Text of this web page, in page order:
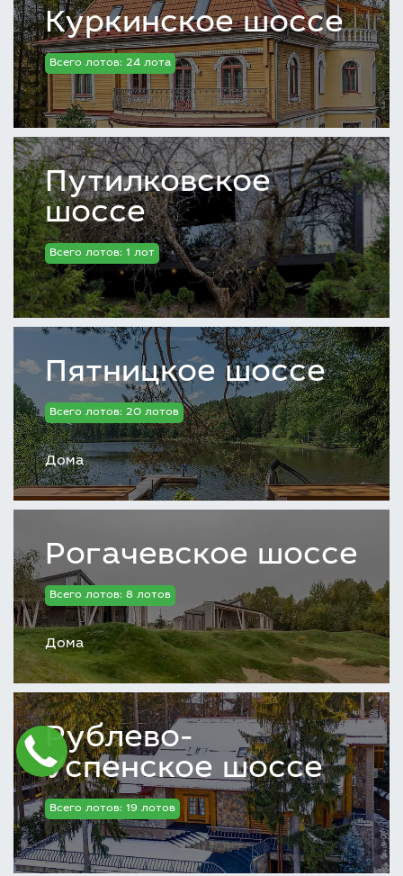
Куркинское шоссе
Всего лотов: 24 лота
Путилковское
шоссе
Всего лотов: 1 лот
Пятницкое шоссе
Всего лотов: 20 лотов
Дома
Рогачевское шоссе
Всего лотов: 8 лотов
Дома
Рублево-
Успенское шоссе
Всего лотов: 19 лотов